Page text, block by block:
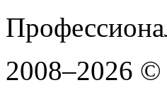
2008–2026 ©